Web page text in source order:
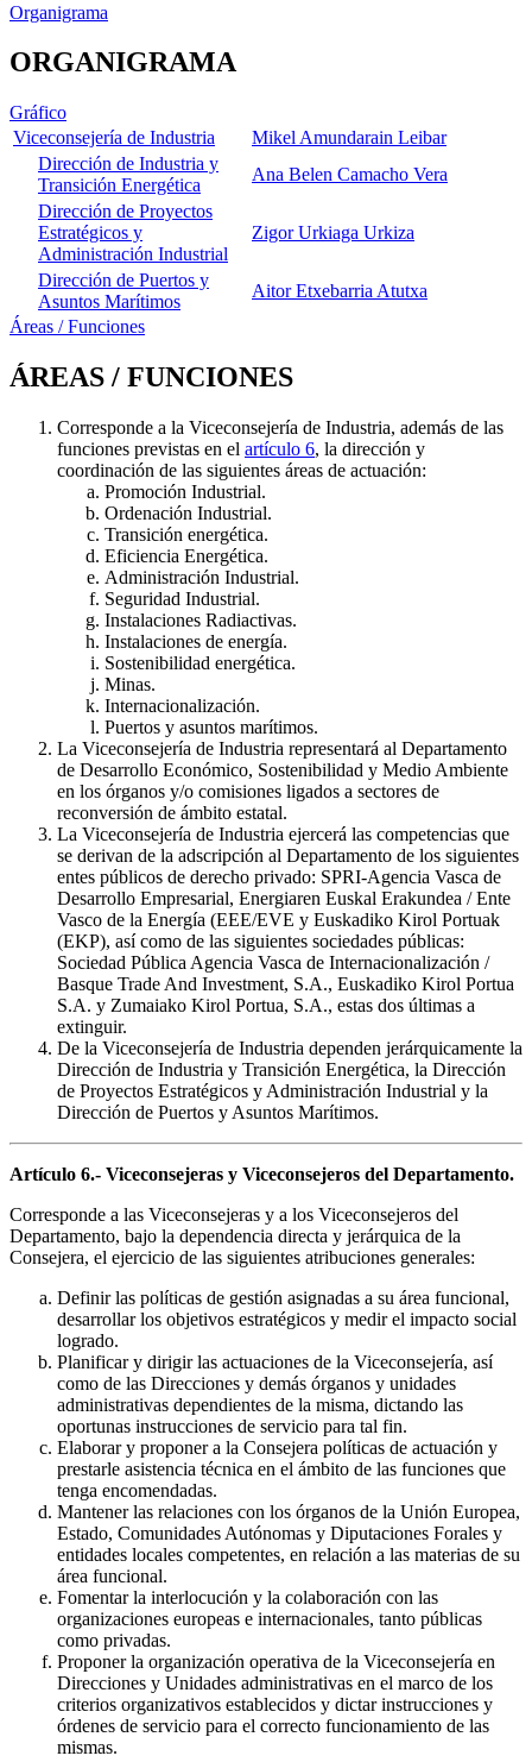
Organigrama
ORGANIGRAMA
Gráfico
Viceconsejería de Industria
Mikel Amundarain Leibar
Dirección de Industria y
Transición Energética
Ana Belen Camacho Vera
Dirección de Proyectos
Estratégicos y
Administración Industrial
Zigor Urkiaga Urkiza
Dirección de Puertos y
Asuntos Marítimos
Aitor Etxebarria Atutxa
Áreas / Funciones
ÁREAS / FUNCIONES
Corresponde a la Viceconsejería de Industria, además de las
funciones previstas en el artículo 6, la dirección y
coordinación de las siguientes áreas de actuación:
Promoción Industrial.
Ordenación Industrial.
Transición energética.
Eficiencia Energética.
Administración Industrial.
Seguridad Industrial.
Instalaciones Radiactivas.
Instalaciones de energía.
Sostenibilidad energética.
Minas.
Internacionalización.
Puertos y asuntos marítimos.
La Viceconsejería de Industria representará al Departamento
de Desarrollo Económico, Sostenibilidad y Medio Ambiente
en los órganos y/o comisiones ligados a sectores de
reconversión de ámbito estatal.
La Viceconsejería de Industria ejercerá las competencias que
se derivan de la adscripción al Departamento de los siguientes
entes públicos de derecho privado: SPRI-Agencia Vasca de
Desarrollo Empresarial, Energiaren Euskal Erakundea / Ente
Vasco de la Energía (EEE/EVE y Euskadiko Kirol Portuak
(EKP), así como de las siguientes sociedades públicas:
Sociedad Pública Agencia Vasca de Internacionalización /
Basque Trade And Investment, S.A., Euskadiko Kirol Portua
S.A. y Zumaiako Kirol Portua, S.A., estas dos últimas a
extinguir.
De la Viceconsejería de Industria dependen jerárquicamente la
Dirección de Industria y Transición Energética, la Dirección
de Proyectos Estratégicos y Administración Industrial y la
Dirección de Puertos y Asuntos Marítimos.
Artículo 6.- Viceconsejeras y Viceconsejeros del Departamento.
Corresponde a las Viceconsejeras y a los Viceconsejeros del
Departamento, bajo la dependencia directa y jerárquica de la
Consejera, el ejercicio de las siguientes atribuciones generales:
Definir las políticas de gestión asignadas a su área funcional,
desarrollar los objetivos estratégicos y medir el impacto social
logrado.
Planificar y dirigir las actuaciones de la Viceconsejería, así
como de las Direcciones y demás órganos y unidades
administrativas dependientes de la misma, dictando las
oportunas instrucciones de servicio para tal fin.
Elaborar y proponer a la Consejera políticas de actuación y
prestarle asistencia técnica en el ámbito de las funciones que
tenga encomendadas.
Mantener las relaciones con los órganos de la Unión Europea,
Estado, Comunidades Autónomas y Diputaciones Forales y
entidades locales competentes, en relación a las materias de su
área funcional.
Fomentar la interlocución y la colaboración con las
organizaciones europeas e internacionales, tanto públicas
como privadas.
Proponer la organización operativa de la Viceconsejería en
Direcciones y Unidades administrativas en el marco de los
criterios organizativos establecidos y dictar instrucciones y
órdenes de servicio para el correcto funcionamiento de las
mismas.